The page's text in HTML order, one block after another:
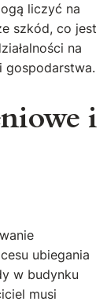
liczyć na
szkód, co jest
na
gospodarstwa.
i
ubiegania
w budynku
musi